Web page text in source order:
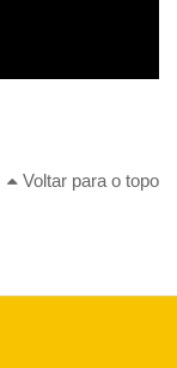
Voltar para o topo